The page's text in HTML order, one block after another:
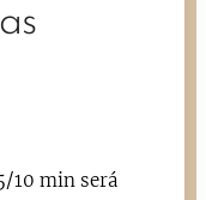
10 min será